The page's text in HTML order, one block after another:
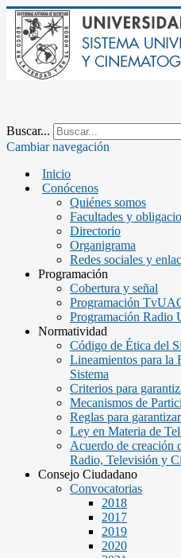
Buscar...
Cambiar navegación
Inicio
Conócenos
Quiénes somos
Facultades y
Directorio
Organigrama
Redes sociales y
Programación
Cobertura y señal
Programación
Programación Radio
Normatividad
Código de Ética del
Lineamientos para la
Sistema
Criterios para
Mecanismos de
Reglas para
Ley en Materia de
Acuerdo de creación
Radio, Televisión y
Consejo Ciudadano
Convocatorias
2018
2017
2019
2020